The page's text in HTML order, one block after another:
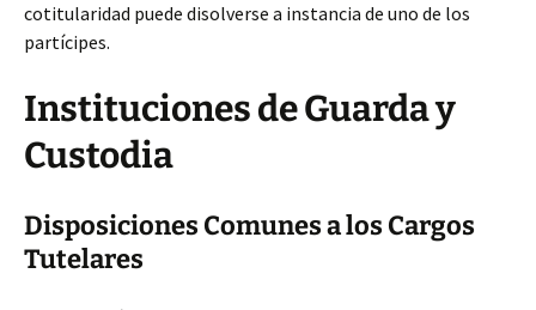
cotitularidad puede disolverse a instancia de uno de los
partícipes.
Instituciones de Guarda y
Custodia
Disposiciones Comunes a los Cargos
Tutelares